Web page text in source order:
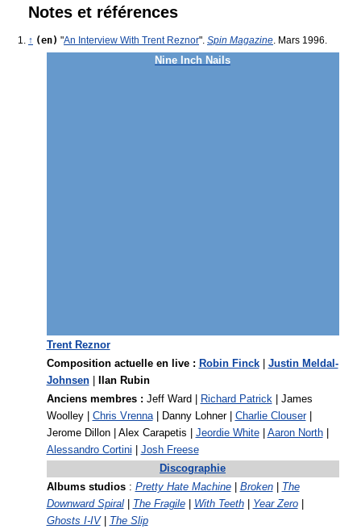
Notes et références
↑ (en) "An Interview With Trent Reznor". Spin Magazine . Mars 1996.
Nine Inch Nails
Trent Reznor
Composition actuelle en live : Robin Finck| Justin Meldal-
Johnsen|
Ilan Rubin
Anciens membres : Jeff Ward | Richard Patrick | James
Woolley | Chris Vrenna| Danny Lohner | Charlie Clouser|
Jerome Dillon | Alex Carapetis | Jeordie White| Aaron North|
Alessandro Cortini
Josh Freese
Discographie
Albums studios: Pretty Hate Machine| Broken|
The
Downward Spiral| The Fragile| With Teeth| Year Zero|
Ghosts I-IV|
The Slip